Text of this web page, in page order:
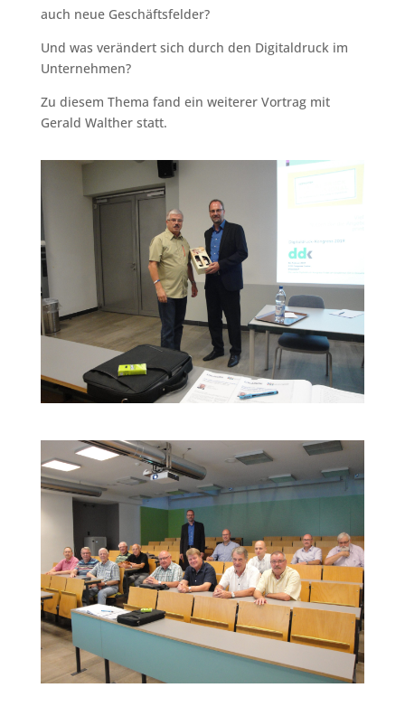
auch neue Geschäftsfelder?
Und was verändert sich durch den Digitaldruck im
Unternehmen?
Zu diesem Thema fand ein weiterer Vortrag mit
Gerald Walther statt.